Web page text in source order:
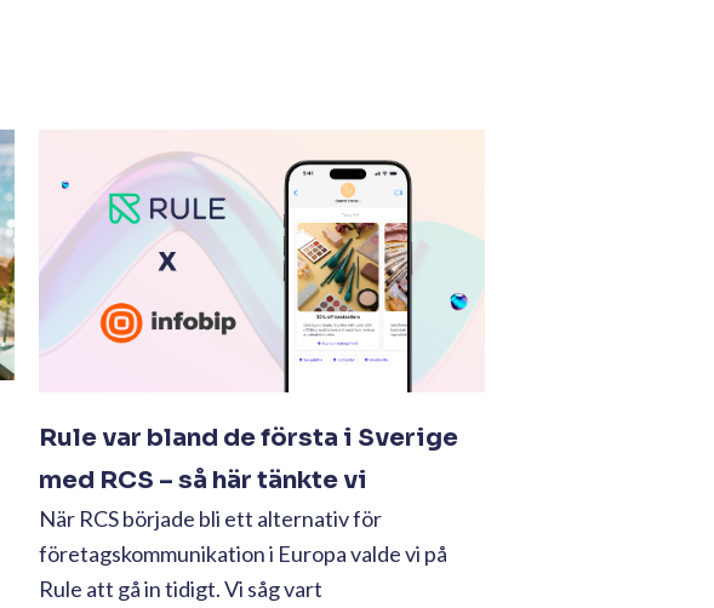
Rule var bland de första i Sverige
med RCS – så här tänkte vi
När RCS började bli ett alternativ för
företagskommunikation i Europa valde vi på
Rule att gå in tidigt. Vi såg vart